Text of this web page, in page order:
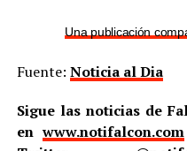
Una publicación
Fuente: Noticia al Dia
Sigue las noticias de
enwww.notifalcon.com